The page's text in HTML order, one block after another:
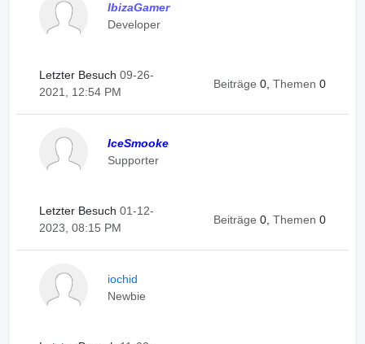
IbizaGamer
Developer
Letzter Besuch 09-26-
2021, 12:54 PM
Beiträge 0, Themen 0
IceSmooke
Supporter
Letzter Besuch 01-12-
2023, 08:15 PM
Beiträge 0, Themen 0
iochid
Newbie